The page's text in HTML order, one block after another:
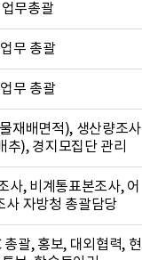
무총괄
무 총괄
무 총괄
재배면적), 생산량조사
추), 경지모집단 관리
사, 비계통표본조사, 어
사 자방청 총괄담당
괄, 홍보, 대외협력, 현